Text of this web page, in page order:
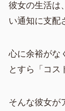
彼女の生活は
い通知に支配
心に余裕がな
とすら「コ
そんな彼女が